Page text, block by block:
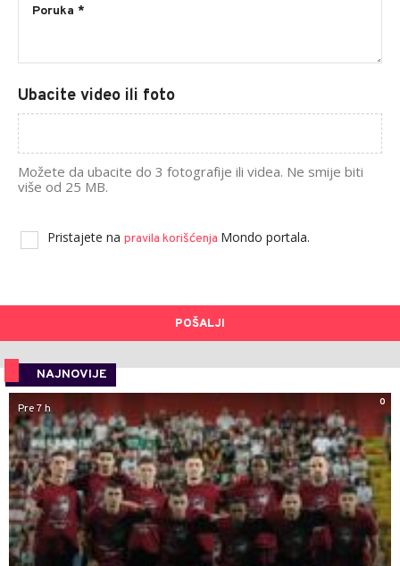
Ubacite video ili foto
Možete da ubacite do 3 fotografije ili videa. Ne smije biti
više od 25 MB.
Pristajete na pravila korišćenja Mondo portala.
POŠALJI
NAJNOVIJE
0
Pre 7 h